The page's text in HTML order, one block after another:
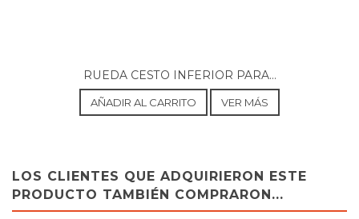
RUEDA CESTO INFERIOR PARA...
AÑADIR AL CARRITO VER MÁS
LOS CLIENTES QUE ADQUIRIERON ESTE
PRODUCTO TAMBIÉN COMPRARON...